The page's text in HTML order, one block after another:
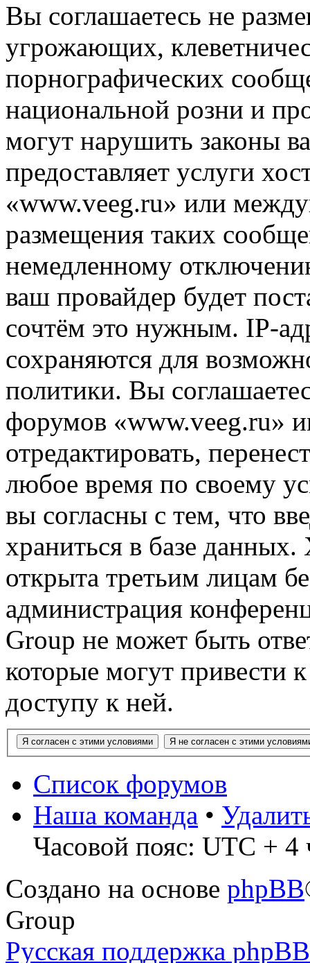
Вы соглашаетесь не
угрожающих,
порнографических
национальной розни и
могут нарушить законы
предоставляет услуги
«www.veeg.ru» или
размещения таких
немедленному
ваш провайдер будет
сочтём это нужным. IP-
сохраняются для
политики. Вы
форумов «www.veeg.ru»
отредактировать,
любое время по своему
вы согласны с тем, что
храниться в базе
открыта третьим лицам
администрация
Group не может быть
которые могут привести
доступу к ней.
Список форумов
Наша команда •
Часовой пояс: UTC + 4
Создано на основе phpBB
Group
Русская поддержка phpBB